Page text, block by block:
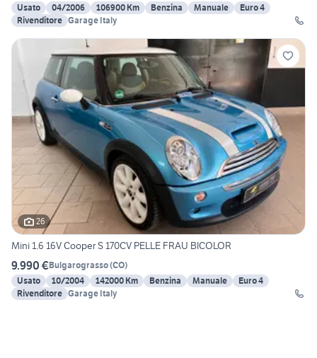
Usato
04/2006 106900 Km Benzina Manuale
Euro 4
Rivenditore Garage Italy
26
Mini 1.6 16V Cooper S 170CV PELLE FRAU BICOLOR
9.990 €Bulgarograsso(CO)
Usato
10/2004 142000 Km Benzina Manuale
Euro 4
Rivenditore Garage Italy